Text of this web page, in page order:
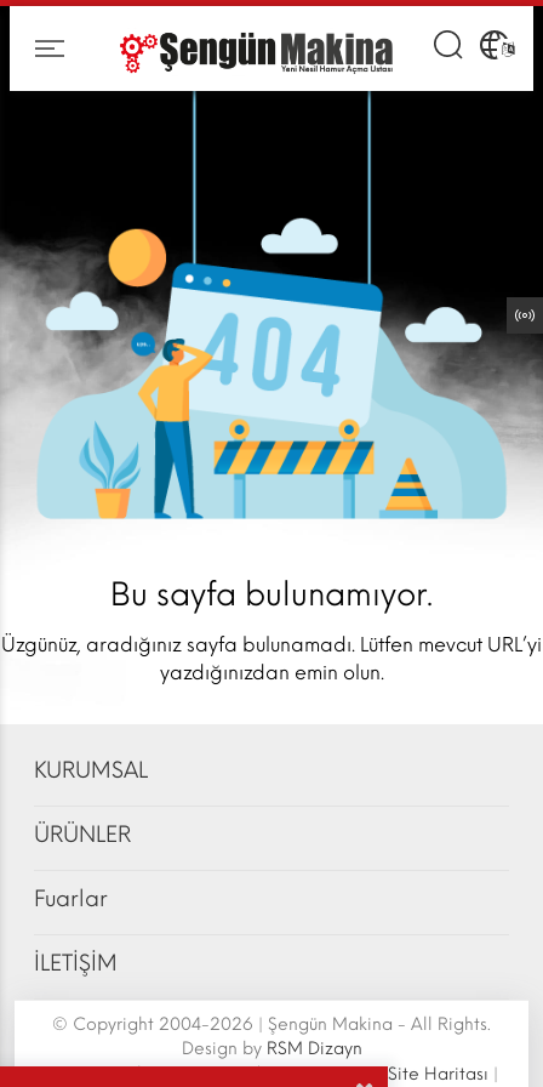
Bu sayfa bulunamıyor.
Üzgünüz, aradığınız sayfa bulunamadı. Lütfen mevcut URL’yi
yazdığınızdan emin olun.
KURUMSAL
ÜRÜNLER
Fuarlar
İLETİŞİM
© Copyright 2004-2026 | Şengün Makina - All Rights.
Design by RSM Dizayn
Site Haritası |